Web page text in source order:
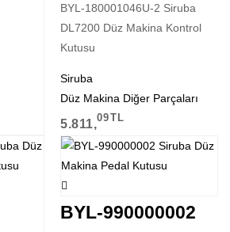
BYL-180001046U-2 Siruba
DL7200 Düz Makina Kontrol
Kutusu
Siruba
Düz Makina Diğer Parçaları
5.811,09TL
BYL-990000002